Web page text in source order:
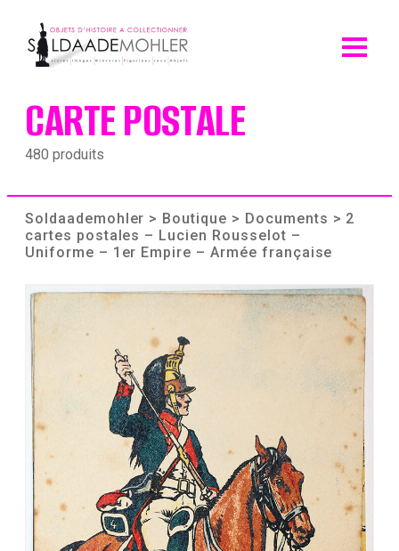
content
CARTE POSTALE
480 produits
Soldaademohler > Boutique > Documents > 2
cartes postales – Lucien Rousselot –
Uniforme – 1er Empire – Armée française